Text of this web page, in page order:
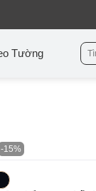
Tường
Tìm
-15%